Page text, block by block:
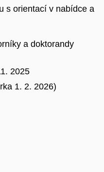
s orientací v nabídce a
a doktorandy
2025
1. 2. 2026)